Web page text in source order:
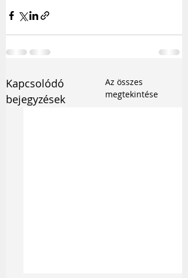
Kapcsolódó
bejegyzések
Az összes
megtekintése